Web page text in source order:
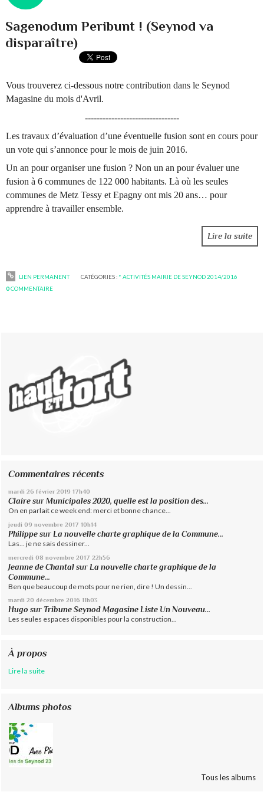
Commentaires récents
mardi 26 février 2019 17h40
Claire surMunicipales 2020, quelle est la position des...
On en parlait ce week end: merci et bonne chance...
jeudi 09 novembre 2017 10h14
Philippe sur La nouvelle charte graphique de la Commune...
Las... je ne sais dessiner...
mercredi 08 novembre 2017 22h56
Jeanne de Chantal sur La nouvelle charte graphique de la
Commune...
Ben que beaucoup de mots pour ne rien, dire ! Un dessin...
mardi 20 décembre 2016 11h03
Hugo surTribune Seynod Magasine Liste Un Nouveau...
Les seules espaces disponibles pour la construction...
À propos
Lire la suite
Albums photos
Tous les albums
Sagenodum Peribunt ! (Seynod va
disparaître)
Vous trouverez ci-dessous notre contribution dans le Seynod
Magasine du mois d'Avril.
--------------------------------
Les travaux d’évaluation d’une éventuelle fusion sont en cours pour
un vote qui s’annonce pour le mois de juin 2016.
Un an pour organiser une fusion ? Non un an pour évaluer une
fusion à 6 communes de 122 000 habitants. Là où les seules
communes de Metz Tessy et Epagny ont mis 20 ans… pour
apprendre à travailler ensemble.
Lire la suite
LIEN PERMANENT CATÉGORIES : * ACTIVITÉS MAIRIE DE SEYNOD 2014/2016
0COMMENTAIRE